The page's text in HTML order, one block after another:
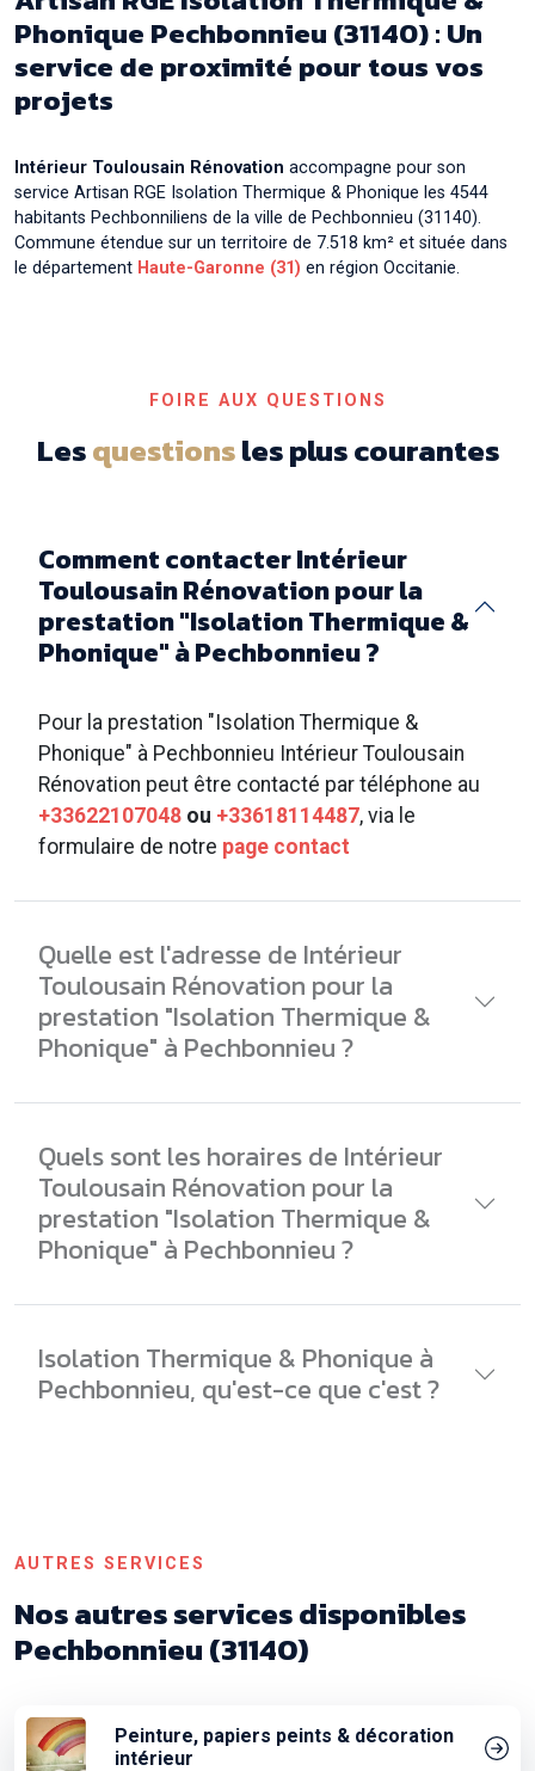
Auribail
Artisan RGE Isolation Thermique & Phonique à
Artisan RGE Isolation Thermique & Phonique à
Artisan RGE Isolation Thermique & Phonique à
Auterive
Artisan RGE Isolation Thermique & Phonique à
Auzeville-Tolosane
Ayguesvives
Phonique Pechbonnieu (31140) : Un
service de proximité pour tous vos
projets
Intérieur Toulousain Rénovation accompagne pour son
service Artisan RGE Isolation Thermique & Phonique les 4544
habitants Pechbonniliens de la ville de Pechbonnieu (31140).
Commune étendue sur un territoire de 7.518 km² et située dans
le département Haute-Garonne (31) en région Occitanie.
FOIRE AUX QUESTIONS
Lesquestionsles plus courantes
Comment contacter Intérieur
Toulousain Rénovation pour la
prestation "Isolation Thermique &
Phonique" à Pechbonnieu ?
Pour la prestation "Isolation Thermique &
Phonique" à Pechbonnieu Intérieur Toulousain
Rénovation peut être contacté par téléphone au
+33622107048 ou +33618114487, via le
formulaire de notre page contact
Quelle est l'adresse de Intérieur
Toulousain Rénovation pour la
prestation "Isolation Thermique &
Phonique" à Pechbonnieu ?
Quels sont les horaires de Intérieur
Toulousain Rénovation pour la
prestation "Isolation Thermique &
Phonique" à Pechbonnieu ?
Isolation Thermique & Phonique à
Pechbonnieu, qu'est-ce que c'est ?
AUTRES SERVICES
Nos autres services disponibles
Pechbonnieu (31140)
Peinture, papiers peints & décoration
intérieur